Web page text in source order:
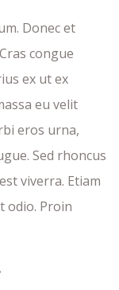
Donec et
congue
ex ut ex
eu velit
eros urna,
Sed rhoncus
viverra. Etiam
odio. Proin